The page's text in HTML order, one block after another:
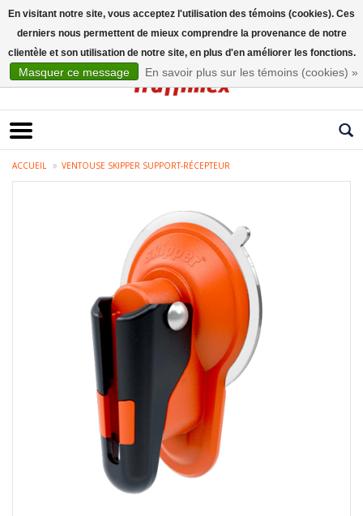
ACCUEIL VENTOUSE SKIPPER SUPPORT-RÉCEPTEUR
En visitant notre site, vous acceptez l'utilisation des témoins (cookies). Ces
derniers nous permettent de mieux comprendre la provenance de notre
clientèle et son utilisation de notre site, en plus d'en améliorer les fonctions.
Masquer ce message En savoir plus sur les témoins (cookies) »